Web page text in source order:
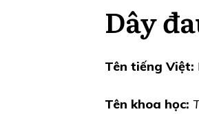
Dây
Tên tiếng Việt:
Tên khoa học: